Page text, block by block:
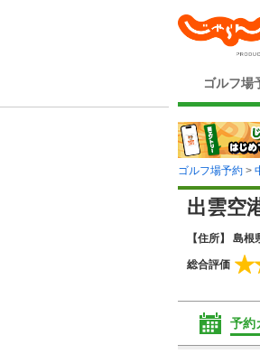
ゴルフ場
ゴルフ場予約 >
出雲空
【住所】 島
総合評価
予約